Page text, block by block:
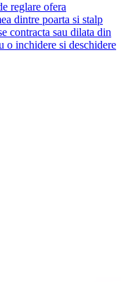
reglare ofera
dintre poarta si stalp
contracta sau dilata din
o inchidere si deschidere